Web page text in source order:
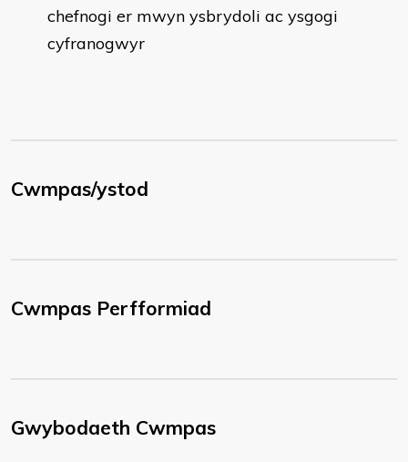
chefnogi er mwyn ysbrydoli ac ysgogi
cyfranogwyr
Cwmpas/ystod
Cwmpas Perfformiad
Gwybodaeth Cwmpas